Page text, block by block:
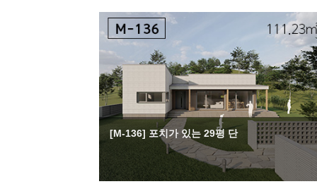
[M-136] 포치가 있는 29평 단